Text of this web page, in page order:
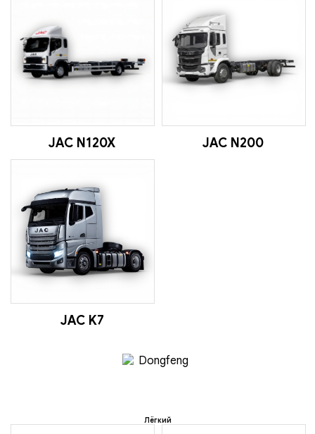
JAC N120X JAC N200
JAC K7
Лёгкий